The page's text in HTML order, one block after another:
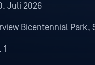
Juli 2026
Bicentennial Park,
1